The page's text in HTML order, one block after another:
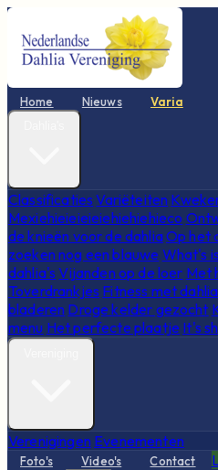
Home Nieuws Varia
Classificaties Variëteiten
Mexiehieieieieiehiehiehieco
de knieën voor de dahliaOp het
zoeken nog een blauwe What's
dahlia's Vijanden op de loer Met
Toverdrankjes Fitness met
bladeren Droge kelder gezocht
menu Het perfecte plaatje It's
Verenigingen Evenementen
Foto's Video's Contact